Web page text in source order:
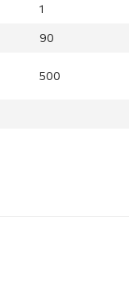
1
90
500